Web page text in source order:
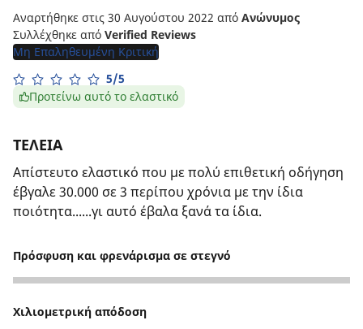
Αναρτήθηκε στις 30 Αυγούστου 2022 από Ανώνυμος
Συλλέχθηκε από Verified Reviews
Μη Επαληθευμένη Κριτική
5/5
Προτείνω αυτό το ελαστικό
ΤΕΛΕΙΑ
Απίστευτο ελαστικό που με πολύ επιθετική οδήγηση
έβγαλε 30.000 σε 3 περίπου χρόνια με την ίδια
ποιότητα......γι αυτό έβαλα ξανά τα ίδια.
Πρόσφυση και φρενάρισμα σε στεγνό
5
Χιλιομετρική απόδοση